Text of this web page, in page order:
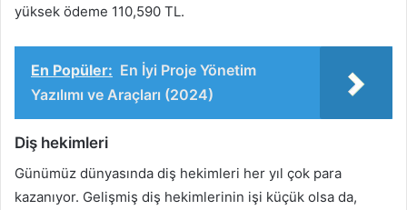
yüksek ödeme 110,590 TL.
En Popüler: En İyi Proje Yönetim
Yazılımı ve Araçları (2024)
Diş hekimleri
Günümüz dünyasında diş hekimleri her yıl çok para
kazanıyor. Gelişmiş diş hekimlerinin işi küçük olsa da,